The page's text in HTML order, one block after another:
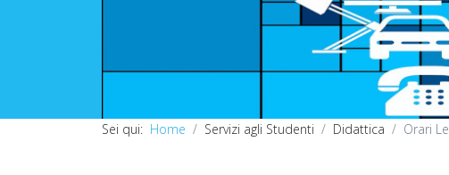
Sei qui: Home Servizi agli Studenti Didattica Orari